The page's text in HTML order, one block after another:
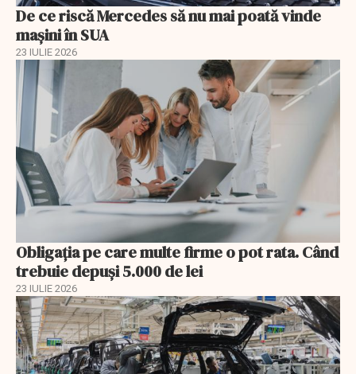
De ce riscă Mercedes să nu mai poată vinde
mașini în SUA
23 IULIE 2026
Obligația pe care multe firme o pot rata. Când
trebuie depuși 5.000 de lei
23 IULIE 2026